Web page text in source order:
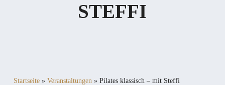
STEFFI
Startseite» Veranstaltungen» Pilates klassisch – mit Steffi